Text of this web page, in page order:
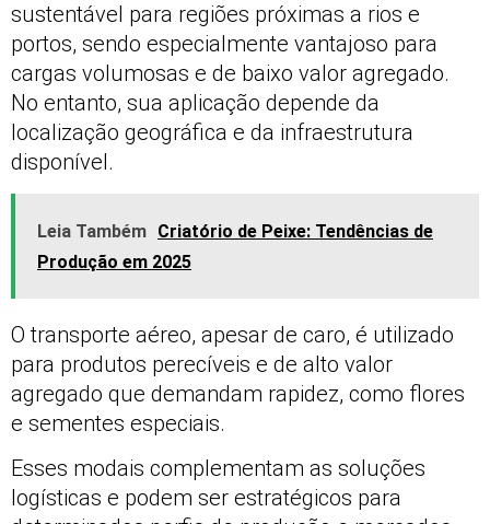
sustentável para regiões próximas a rios e
portos, sendo especialmente vantajoso para
cargas volumosas e de baixo valor agregado.
No entanto, sua aplicação depende da
localização geográfica e da infraestrutura
disponível.
Leia Também Criatório de Peixe: Tendências de
Produção em 2025
O transporte aéreo, apesar de caro, é utilizado
para produtos perecíveis e de alto valor
agregado que demandam rapidez, como flores
e sementes especiais.
Esses modais complementam as soluções
logísticas e podem ser estratégicos para